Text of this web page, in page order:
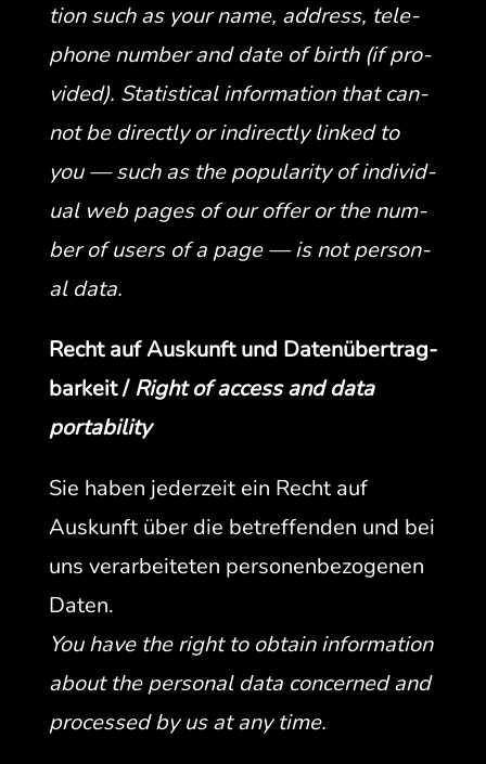
tion such as your name, address, tele­
phone num­ber and date of birth (if pro­
vid­ed). Sta­tis­ti­cal infor­ma­tion that can­
not be direct­ly or indi­rect­ly linked to
you — such as the pop­u­lar­i­ty of indi­vid­
ual web pages of our offer or the num­
ber of users of a page — is not per­son­
al data.
Recht auf Auskun­ft und Datenüber­trag­
barkeit / Right of access and data
portability
Sie haben jed­erzeit ein Recht auf
Auskun­ft über die betr­e­f­fend­en und bei
uns ver­ar­beit­eten per­so­n­en­be­zo­ge­nen
Dat­en.
You have the right to obtain infor­ma­tion
about the per­son­al data con­cerned and
processed by us at any time.